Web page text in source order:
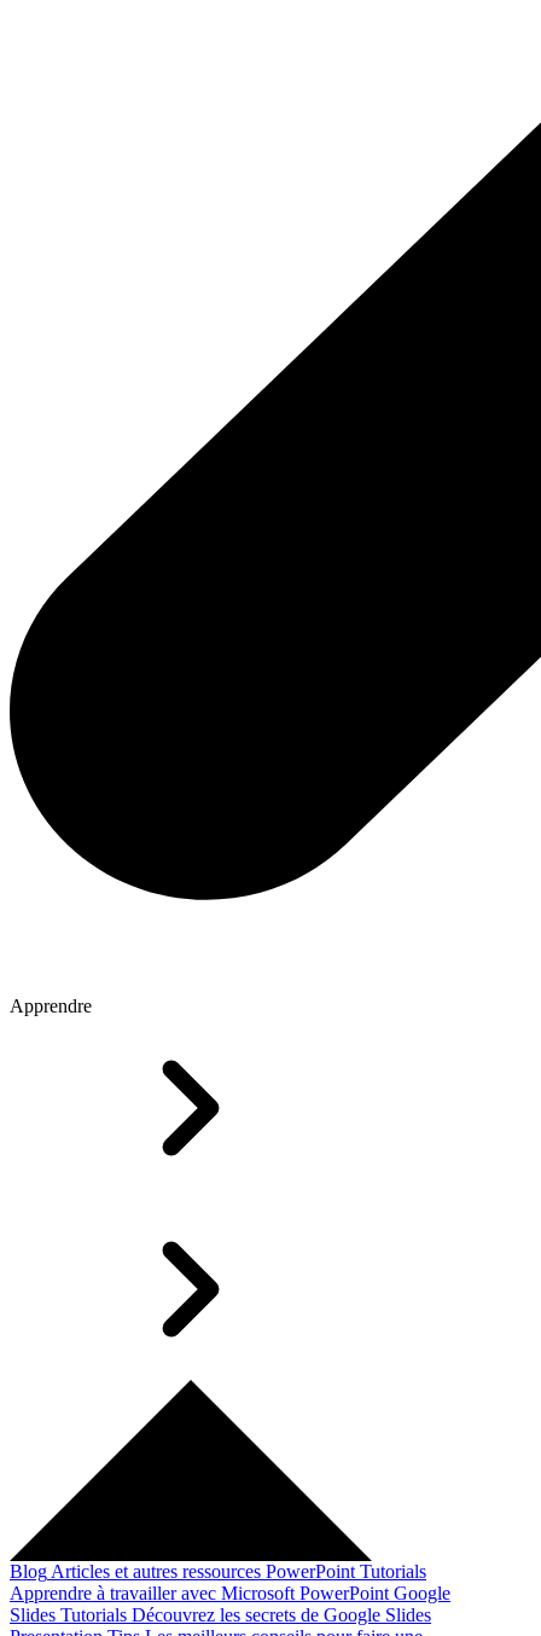
Apprendre
Blog Articles et autres ressources PowerPoint Tutorials
Apprendre à travailler avec Microsoft PowerPoint Google
Slides Tutorials Découvrez les secrets de Google Slides